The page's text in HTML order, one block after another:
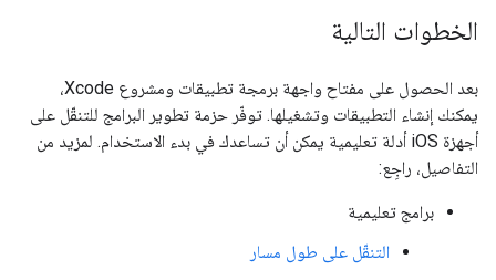
الخطوات التالية
بعد الحصول على مفتاح واجهة برمجة تطبيقات ومشروع Xcode،
يمكنك إنشاء التطبيقات وتشغيلها. توفّر حزمة تطوير البرامج للتنقّل على
أجهزة iOS أدلة تعليمية يمكن أن تساعدك في بدء الاستخدام. لمزيد من
التفاصيل، راجِع:
برامج تعليمية
التنقّل على طول مسار